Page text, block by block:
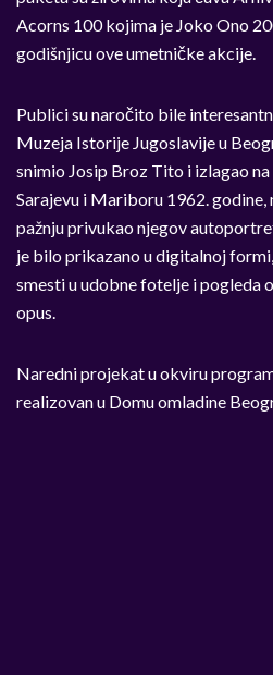
Acorns 100 kojima je Joko Ono
godišnjicu ove umetničke akcije.
Publici su naročito bile
Muzeja Istorije Jugoslavije u
snimio Josip Broz Tito i izlagao
Sarajevu i Mariboru 1962. godine,
pažnju privukao njegov
je bilo prikazano u digitalnoj
smesti u udobne fotelje i pogleda
opus.
Naredni projekat u okviru
realizovan u Domu omladine